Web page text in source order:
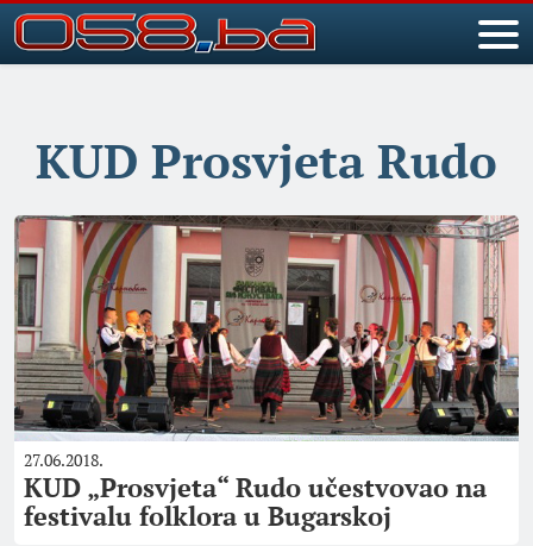
KUD Prosvjeta Rudo
27.06.2018.
KUD „Prosvjeta“ Rudo učestvovao na
festivalu folklora u Bugarskoj